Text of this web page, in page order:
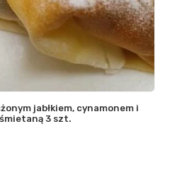
jabłkiem, cynamonem i
śmietaną 3 szt.